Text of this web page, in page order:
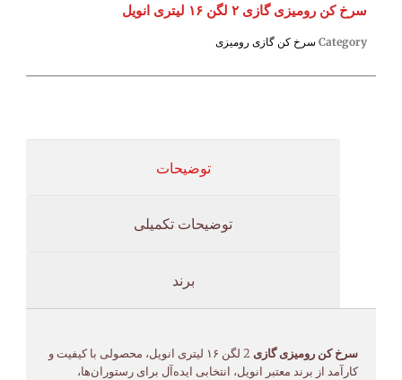
سرخ کن رومیزی گازی ۲ لگن ۱۶ لیتری انویل
Category سرخ کن گازی رومیزی
توضیحات
توضیحات تکمیلی
برند
سرخ کن رومیزی گازی
2 لگن ۱۶ لیتری انویل، محصولی با کیفیت و
کارآمد از برند معتبر انویل، انتخابی ایده‌آل برای رستوران‌ها،